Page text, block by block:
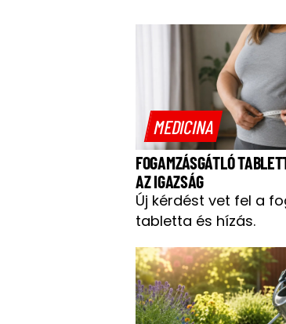
MEDICINA
FOGAMZÁSGÁTLÓ
AZ IGAZSÁG
Új kérdést vet fel a
tabletta és hízás.